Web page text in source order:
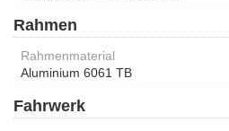
Rahmen
Rahmenmaterial
Aluminium 6061 TB
Fahrwerk